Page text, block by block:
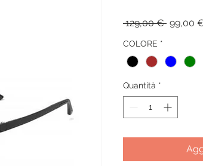
129,00 € Prezzo
99,00
COLORE *
Quantità *